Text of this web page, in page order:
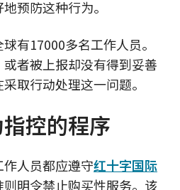
预防这种行为。
有17000多名工作人员。
者被上报却没有得到妥善
取行动处理这一问题。
控的程序
人员都应遵守红十字国际
则明令禁止购买性服务。该